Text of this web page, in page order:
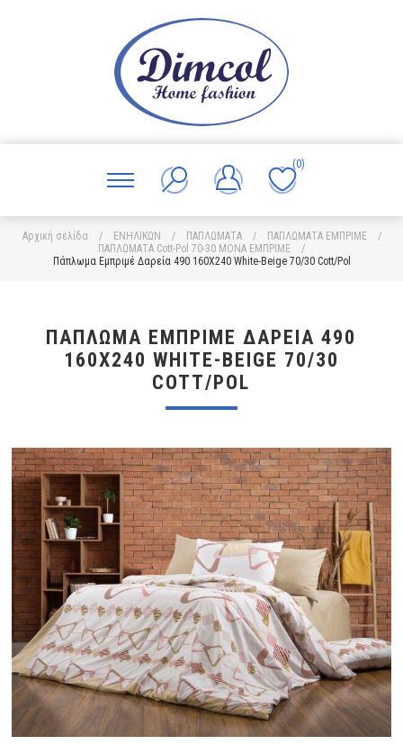
(0)
Αρχική σελίδα / ΕΝΗΛΙΚΩΝ / ΠΑΠΛΩΜΑΤΑ / ΠΑΠΛΩΜΑΤΑ ΕΜΠΡΙΜΕ
/
ΠΑΠΛΩΜΑΤΑ Cott-Pol 70-30 ΜΟΝΑ ΕΜΠΡΙΜΕ
/
Πάπλωμα Εμπριμέ Δαρεία 490 160X240 White-Beige 70/30 Cott/Pol
ΠΆΠΛΩΜΑ ΕΜΠΡΙΜΈ ΔΑΡΕΊΑ 490
160X240 WHITE-BEIGE 70/30
COTT/POL